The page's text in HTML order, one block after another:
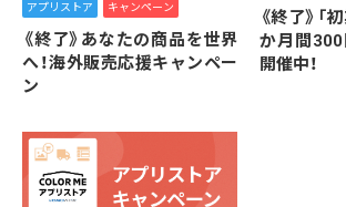
アプリストア キャンペーン
《終了》あなたの商品を世界
へ！海外販売応援キャンペー
ン
《終了》「
か月間300
開催中！